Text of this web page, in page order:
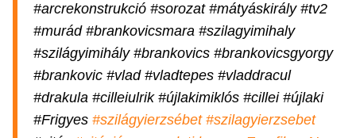
#arcrekonstrukció #sorozat #mátyáskirály #tv2
#murád #brankovicsmara #szilagyimihaly
#szilágyimihály #brankovics #brankovicsgyorgy
#brankovic #vlad #vladtepes #vladdracul
#drakula #cilleiulrik #újlakimiklós #cillei #újlaki
#Frigyes #szilágyierzsébet #szilagyierzsebet